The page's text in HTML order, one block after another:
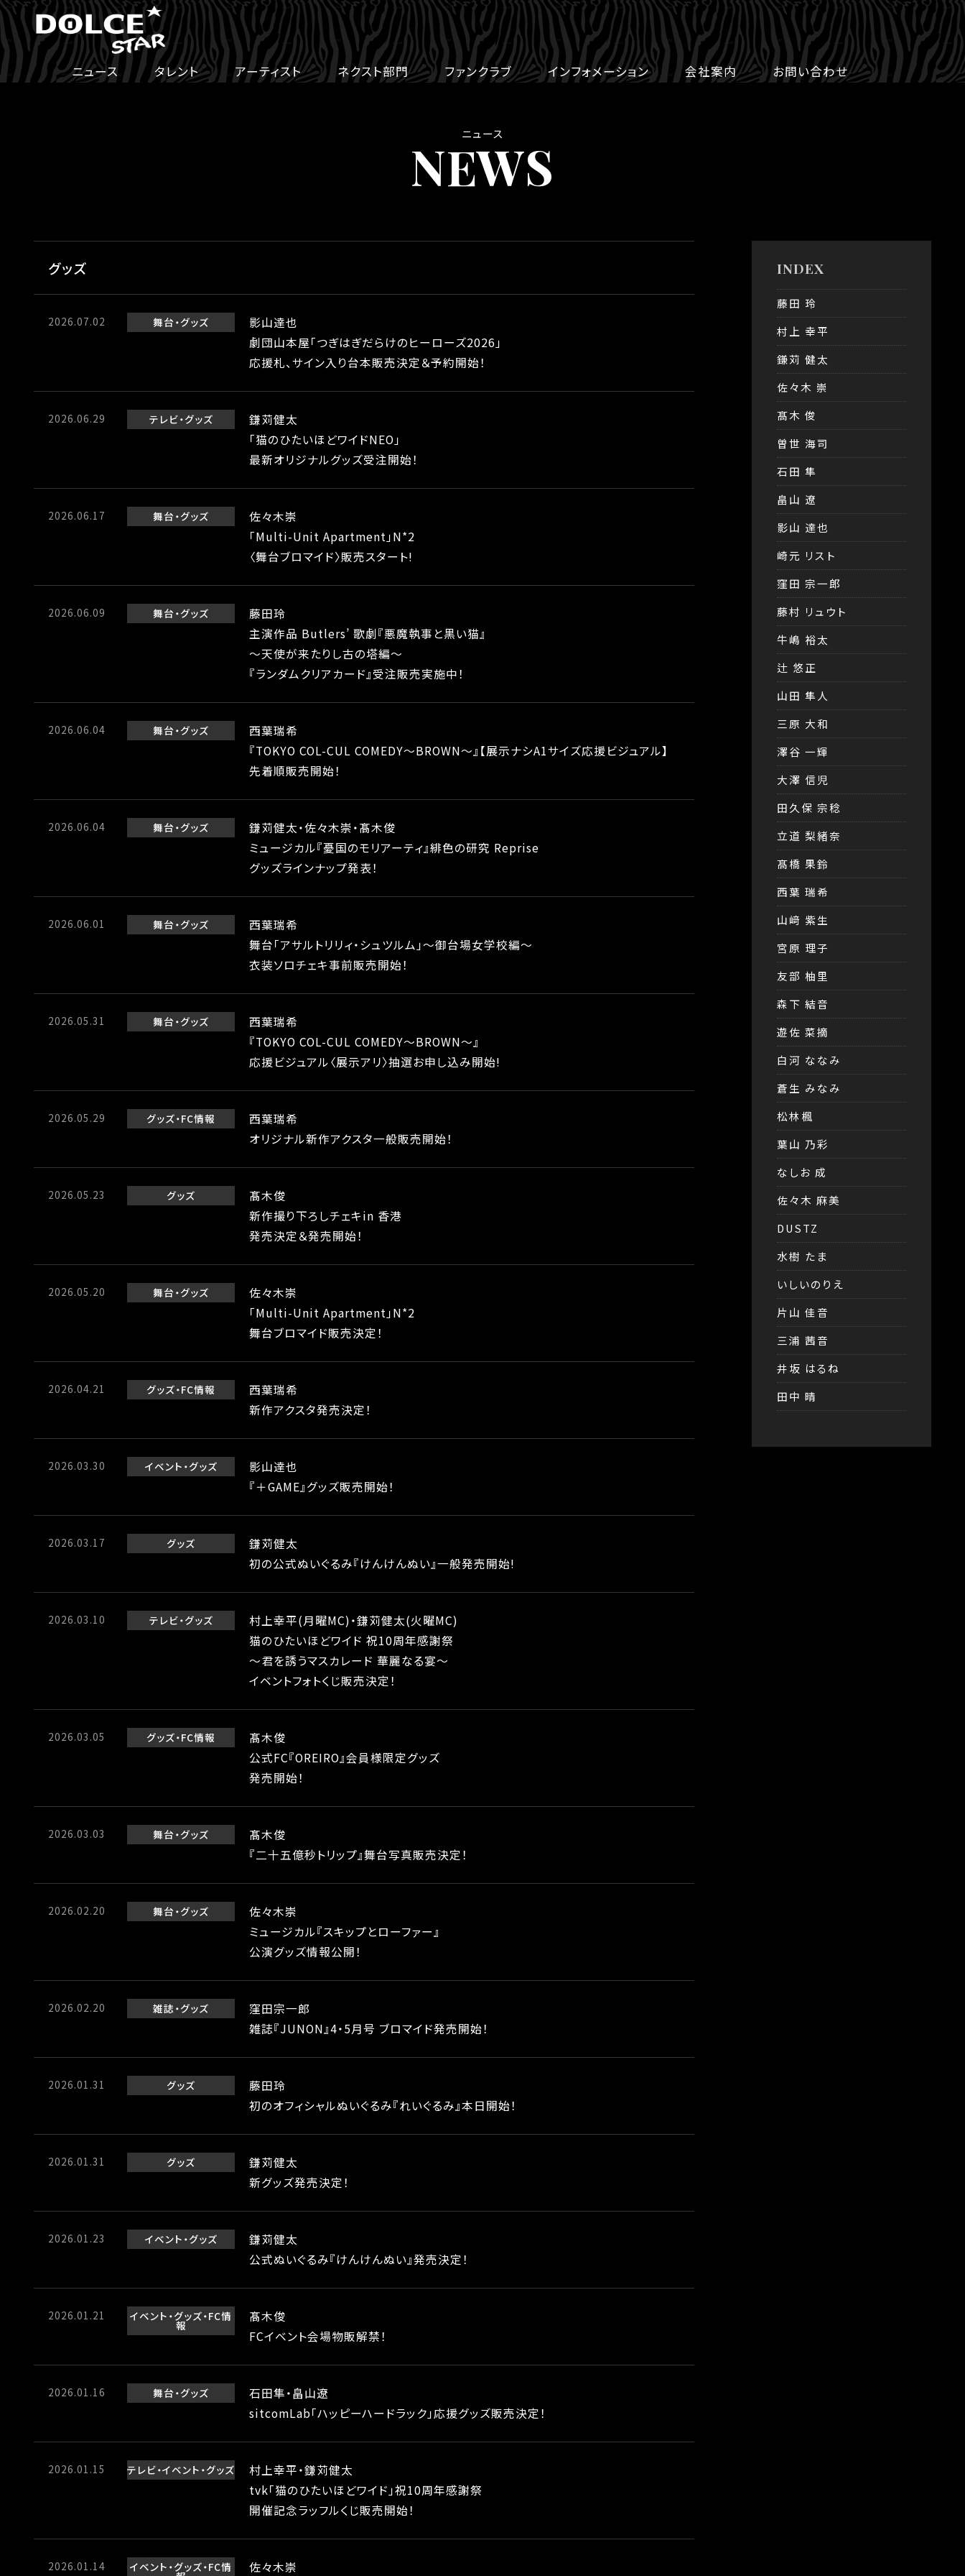
ニュース タレント アーティスト ネクスト部門 ファンクラブ インフォメーション 会社案内 お問い合わせ
ニュース
NEWS
グッズ
2026.07.02 舞台 グッズ
影山達也
劇団山本屋「つぎはぎだらけのヒーローズ2026」
応援札、サイン入り台本販売決定＆予約開始！
2026.06.29 テレビ グッズ
鎌苅健太
「猫のひたいほどワイドNEO」
最新オリジナルグッズ受注開始！
2026.06.17 舞台 グッズ
佐々木崇
「Multi-Unit Apartment」N*2
〈舞台ブロマイド〉販売スタート!
2026.06.09 舞台 グッズ
藤田玲
主演作品 Butlers’ 歌劇『悪魔執事と黒い猫』
～天使が来たりし古の塔編～
『ランダムクリアカード』受注販売実施中！
2026.06.04 舞台 グッズ
西葉瑞希
『TOKYO COL-CUL COMEDY～BROWN～』【展示ナシA1サイズ応援ビジュアル】
先着順販売開始！
2026.06.04 舞台 グッズ
鎌苅健太・佐々木崇・髙木俊
ミュージカル『憂国のモリアーティ』緋色の研究 Reprise
グッズラインナップ発表！
2026.06.01 舞台 グッズ
西葉瑞希
舞台「アサルトリリィ・シュツルム」〜御台場女学校編〜
衣装ソロチェキ事前販売開始！
2026.05.31 舞台 グッズ
西葉瑞希
『TOKYO COL-CUL COMEDY～BROWN～』
応援ビジュアル〈展示アリ〉抽選お申し込み開始!
2026.05.29 グッズ FC情報
西葉瑞希
オリジナル新作アクスタ一般販売開始！
2026.05.23 グッズ
髙木俊
新作撮り下ろしチェキin 香港
発売決定＆発売開始！
2026.05.20 舞台 グッズ
佐々木崇
「Multi-Unit Apartment」N*2
舞台ブロマイド販売決定！
2026.04.21 グッズ FC情報
西葉瑞希
新作アクスタ発売決定！
2026.03.30 イベント グッズ
影山達也
『＋GAME』グッズ販売開始！
2026.03.17 グッズ
鎌苅健太
初の公式ぬいぐるみ『けんけんぬい』一般発売開始!
2026.03.10 テレビ グッズ
村上幸平(月曜MC)・鎌苅健太(火曜MC)
猫のひたいほどワイド 祝10周年感謝祭
～君を誘うマスカレード 華麗なる宴～
イベントフォトくじ販売決定！
2026.03.05 グッズ FC情報
髙木俊
公式FC『OREIRO』会員様限定グッズ
発売開始！
2026.03.03 舞台 グッズ
髙木俊
『二十五億秒トリップ』舞台写真販売決定！
2026.02.20 舞台 グッズ
佐々木崇
ミュージカル『スキップとローファー』
公演グッズ情報公開！
2026.02.20 雑誌 グッズ
窪田宗一郎
雑誌『JUNON』4・5月号 ブロマイド発売開始！
2026.01.31 グッズ
藤田玲
初のオフィシャルぬいぐるみ『れいぐるみ』本日開始！
2026.01.31 グッズ
鎌苅健太
新グッズ発売決定！
2026.01.23 イベント グッズ
鎌苅健太
公式ぬいぐるみ『けんけんぬい』発売決定！
2026.01.21 イベント グッズ FC情
報
髙木俊
FCイベント会場物販解禁！
2026.01.16 舞台 グッズ
石田隼・畠山遼
sitcomLab「ハッピーハードラック」応援グッズ販売決定！
2026.01.15 テレビ イベント グッズ
村上幸平・鎌苅健太
tvk「猫のひたいほどワイド」祝10周年感謝祭
開催記念ラッフルくじ販売開始！
2026.01.14 イベント グッズ FC情 佐々木崇
INDEX
藤田 玲
村上 幸平
鎌苅 健太
佐々木 崇
髙木 俊
曽世 海司
石田 隼
畠山 遼
影山 達也
崎元 リスト
窪田 宗一郎
藤村 リュウト
牛嶋 裕太
辻 悠正
山田 隼人
三原 大和
澤谷 一輝
大澤 信児
田久保 宗稔
立道 梨緒奈
髙橋 果鈴
西葉 瑞希
山﨑 紫生
宮原 理子
友部 柚里
森下 結音
遊佐 菜摘
白河 ななみ
蒼生 みなみ
松林楓
葉山 乃彩
なしお 成
佐々木 麻美
DUSTZ
水樹 たま
いしいのりえ
片山 佳音
三浦 茜音
井坂 はるね
田中 晴